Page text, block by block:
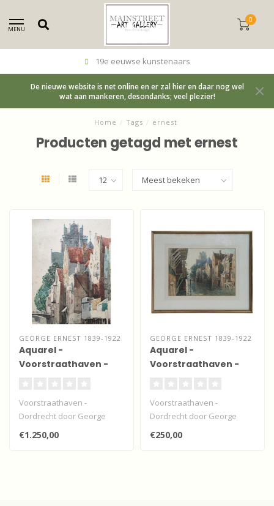
MENU
0
19e eeuwse kunstenaars
De nieuwe website is net online en er zal hier en daar nog wel
wat aan mankeren, desondanks; veel plezier!
Home / Tags / ernest
Producten getagd met ernest
GEORGE ERNEST 1839-1922
Aquarel -
Voorstraathaven -
Voorstraathaven -
Dordrecht door George
Ernest.
Vooralsnog niet te koop
€1.250,00
GEORGE ERNEST 1839-1922
Aquarel -
Voorstraathaven -
Voorstraathaven -
Dordrecht door George
Ernest.
Vooralsnog niet te koop
€250,00